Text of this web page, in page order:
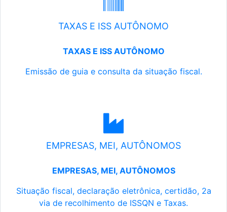
TAXAS E ISS AUTÔNOMO
TAXAS E ISS AUTÔNOMO
Emissão de guia e consulta da situação fiscal.
EMPRESAS, MEI, AUTÔNOMOS
EMPRESAS, MEI, AUTÔNOMOS
Situação fiscal, declaração eletrônica, certidão, 2a
via de recolhimento de ISSQN e Taxas.